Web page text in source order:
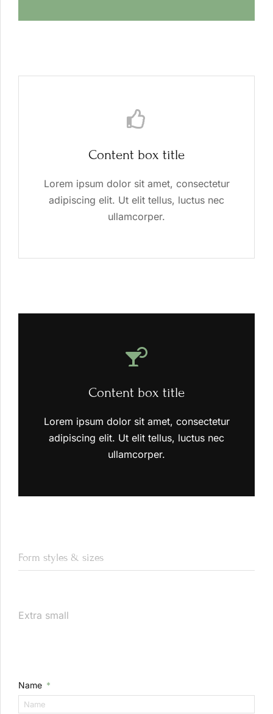
Content box title
Lorem ipsum dolor sit amet, consectetur
adipiscing elit. Ut elit tellus, luctus nec
ullamcorper.
Content box title
Lorem ipsum dolor sit amet, consectetur
adipiscing elit. Ut elit tellus, luctus nec
ullamcorper.
Form styles & sizes
Extra small
Name